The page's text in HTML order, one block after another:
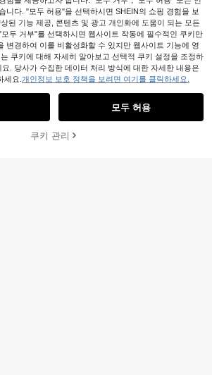
57% 할인!
니다. "모두 허용"을 선택하시면 SHEIN의 쇼핑 경험을 보
된 기능 제공, 콘텐츠 및 광고 개인화에 도움이 되는 모든
두 거부"를 선택하시면 웹사이트 작동에 필수적인 쿠키만
변경하여 이를 비활성화할 수 있지만 웹사이트 기능에 영
쿠키에 대해 자세히 알아보고 선택적 쿠키 설정을 조정하
. 당사가 수집한 데이터 처리 방식에 대한 자세한 내용은
세요. 개인정보 보호 정책을 보려면 여기를 클릭하세요.
모두 허용
쿠키 관리